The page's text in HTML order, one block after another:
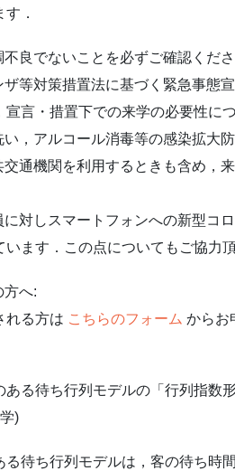
．
良でないことを必ずご確認くださ
等対策措置法に基づく緊急事態
宣言・措置下での来学の必要性に
，アルコール消毒等の感染拡大
通機関を利用するときも含め，
対しスマートフォンへの新型コ
います．この点についてもご協力
方へ:
れる方は こちらのフォーム からお
ある待ち行列モデルの「行列指数形
)
る待ち行列モデルは，客の待ち時